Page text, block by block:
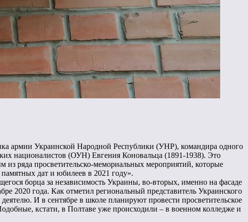
армии Украинской Народной Республики (УНР), командира одного
националистов (ОУН) Евгения Коновальца (1891-1938). Это
ряда просветительско-мемориальных мероприятий, которые
дат и юбилеев в 2021 году».
борца за независимость Украины, во-вторых, именно на фасаде
2020 года. Как отметил региональный представитель Украинского
И в сентябре в школе планируют провести просветительское
кстати, в Полтаве уже происходили – в военном колледже и